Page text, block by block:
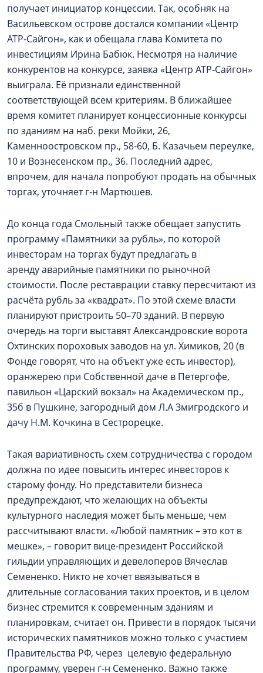
получает инициатор концессии. Так, особняк на
Васильевском острове достался компании «Центр
АТР-Сайгон», как и обещала глава Комитета по
инвестициям Ирина Бабюк. Несмотря на наличие
конкурентов на конкурсе, заявка «Центр АТР-Сайгон»
выиграла. Её признали единственной
соответствующей всем критериям. В ближайшее
время комитет планирует концессионные конкурсы
по зданиям на наб. реки Мойки, 26,
Каменноостровском пр., 58-60, Б. Казачьем переулке,
10 и Вознесенском пр., 36. Последний адрес,
впрочем, для начала попробуют продать на обычных
торгах, уточняет г-н Мартюшев.
До конца года Смольный также обещает запустить
программу «Памятники за рубль», по которой
инвесторам на торгах будут предлагать в
аренду аварийные памятники по рыночной
стоимости. После реставрации ставку пересчитают из
расчёта рубль за «квадрат». По этой схеме власти
планируют пристроить 50–70 зданий. В первую
очередь на торги выставят Александровские ворота
Охтинских пороховых заводов на ул. Химиков, 20 (в
Фонде говорят, что на объект уже есть инвестор),
оранжерею при Собственной даче в Петергофе,
павильон «Царский вокзал» на Академическом пр.,
35б в Пушкине, загородный дом Л.А Змигродского и
дачу Н.М. Кочкина в Сестрорецке.
Такая вариативность схем сотрудничества с городом
должна по идее повысить интерес инвесторов к
старому фонду. Но представители бизнеса
предупреждают, что желающих на объекты
культурного наследия может быть меньше, чем
рассчитывают власти. «Любой памятник – это кот в
мешке», – говорит вице-президент Российской
гильдии управляющих и девелоперов Вячеслав
Семененко. Никто не хочет ввязываться в
длительные согласования таких проектов, и в целом
бизнес стремится к современным зданиям и
планировкам, считает он. Привести в порядок тысячи
исторических памятников можно только с участием
Правительства РФ, через целевую федеральную
программу, уверен г-н Семененко. Важно также